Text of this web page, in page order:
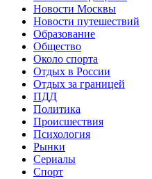
Новости Москвы
Новости путешествий
Образование
Общество
Около спорта
Отдых в России
Отдых за границей
ПДД
Политика
Происшествия
Психология
Рынки
Сериалы
Спорт